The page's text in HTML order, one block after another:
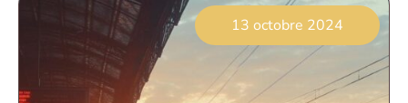
13 octobre 2024